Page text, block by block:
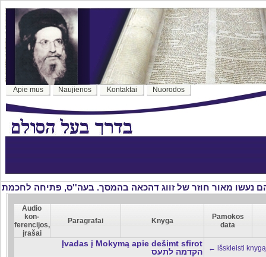
Apie mus Naujienos Kontaktai Nuorodos
Audio
kon-
ferencijos,
įrašai
Paragrafai Knyga
Pamokos
data
Įvadas į Mokymą apie dešimt sfirot
הקדמה לתעס
← išskleisti knygą